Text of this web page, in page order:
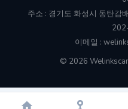
주소 : 경기도 화성시 동탄감
이메일 :
© 2026